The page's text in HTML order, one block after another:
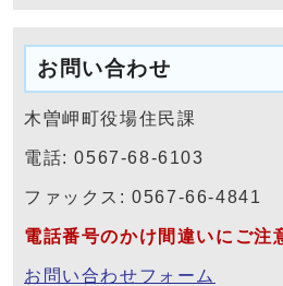
お問い合わせ
木曽岬町役場住民課
電話: 0567-68-6103
ファックス: 0567-66-4841
電話番号のかけ間違いにご注
お問い合わせフォーム